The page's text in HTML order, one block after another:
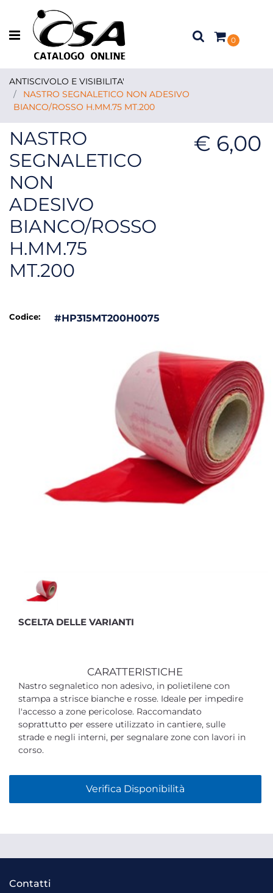
Open menu
0
ANTISCIVOLO E VISIBILITA'
NASTRO SEGNALETICO NON ADESIVO
BIANCO/ROSSO H.MM.75 MT.200
NASTRO
SEGNALETICO
NON
ADESIVO
BIANCO/ROSSO
H.MM.75
MT.200
€ 6,00
Codice: #HP315MT200H0075
SCELTA DELLE VARIANTI
CARATTERISTICHE
Nastro segnaletico non adesivo, in polietilene con
stampa a strisce bianche e rosse. Ideale per impedire
l'accesso a zone pericolose. Raccomandato
soprattutto per essere utilizzato in cantiere, sulle
strade e negli interni, per segnalare zone con lavori in
corso.
Verifica Disponibilità
Contatti